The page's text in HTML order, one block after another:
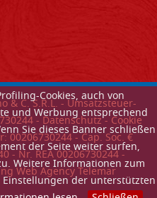
Cookies, auch von
und Werbung entsprechend
Sie dieses Banner schließen
der Seite weiter surfen,
Weitere Informationen zum
der unterstützten
& C. S.R.L. - Umsatzsteuer-
-Datenschutz-Cookie
- Cap. Soc. €
- Nr. REA 00206730244 -
Web Agency Telemar